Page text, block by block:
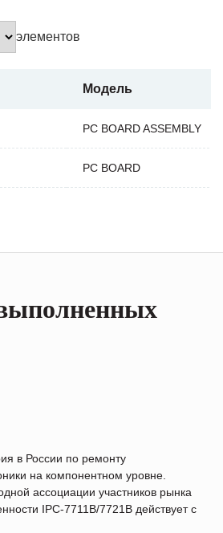
элементов
Модель
PC BOARD ASSEMBLY
PC BOARD
в России по ремонту
на компонентном уровне.
ассоциации участников рынка
IPC-7711B/7721B действует с